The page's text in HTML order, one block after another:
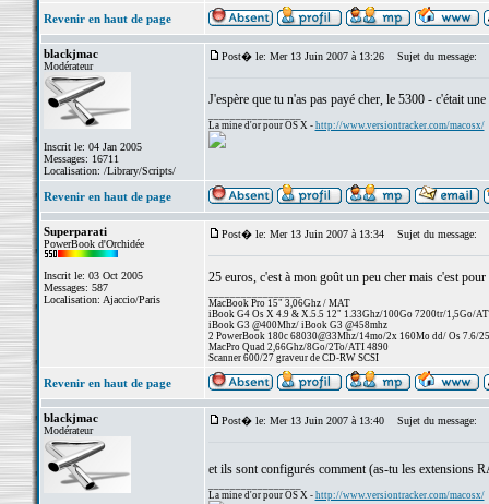
Revenir en haut de page
blackjmac
Modérateur
Inscrit le: 04 Jan 2005
Messages: 16711
Localisation: /Library/Scripts/
Post� le: Mer 13 Juin 2007 à 13:26 Sujet du message:
J'espère que tu n'as pas payé cher, le 5300 - c'était
La mine d'or pour OS X - http://www.versiontracker.com/macosx/
Revenir en haut de page
Superparati
PowerBook d'Orchidée
Inscrit le: 03 Oct 2005
Messages: 587
Localisation: Ajaccio/Paris
Post� le: Mer 13 Juin 2007 à 13:34 Sujet du message:
25 euros, c'est à mon goût un peu cher mais c'est
MacBook Pro 15" 3,06Ghz / MAT
iBook G4 Os X 4.9 & X.5.5 12" 1.33Ghz/100Go 7200tr/1,5Go/
iBook G3 @400Mhz/ iBook G3 @458mhz
2 PowerBook 180c 68030@33Mhz/14mo/2x 160Mo dd/ Os 7.6/
MacPro Quad 2,66Ghz/8Go/2To/ATI 4890
Scanner 600/27 graveur de CD-RW SCSI
Revenir en haut de page
blackjmac
Modérateur
Post� le: Mer 13 Juin 2007 à 13:40 Sujet du message:
et ils sont configurés comment (as-tu les extensions
La mine d'or pour OS X - http://www.versiontracker.com/macosx/